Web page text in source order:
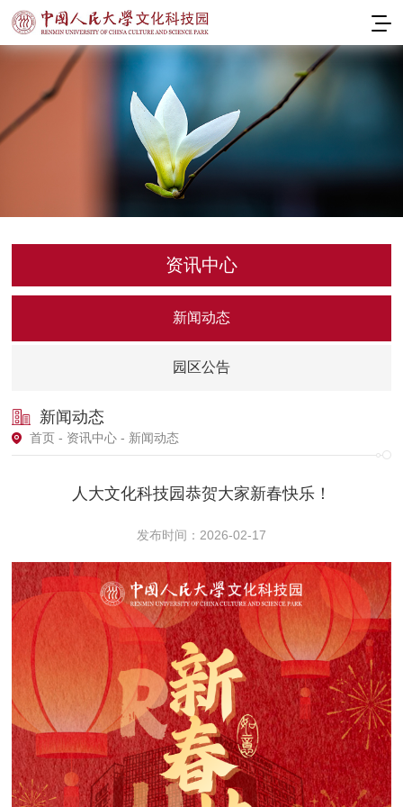
资讯中心
新闻动态
园区公告
新闻动态
首页 - 资讯中心 - 新闻动态
人大文化科技园恭贺大家新春快乐！
发布时间：2026-02-17